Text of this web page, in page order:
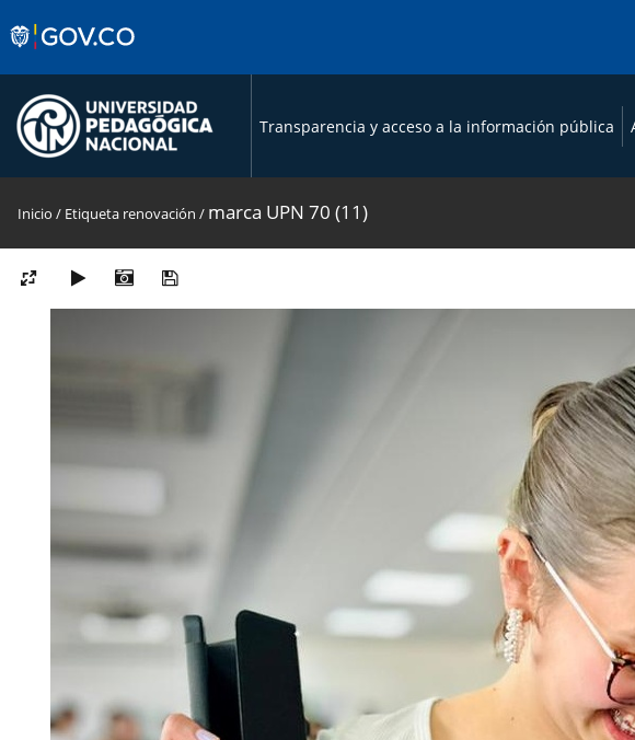
Transparencia y acceso a la información pública
Inicio / Etiqueta renovación / marca UPN 70 (11)